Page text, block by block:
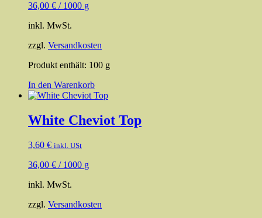
36,00 € / 1000 g
inkl. MwSt.
zzgl. Versandkosten
Produkt enthält: 100 g
In den Warenkorb
White Cheviot Top
3,60 € inkl. USt
36,00 € / 1000 g
inkl. MwSt.
zzgl. Versandkosten